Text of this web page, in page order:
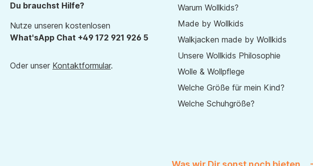
Du brauchst Hilfe?
Nutze unseren kostenlosen
What'sApp Chat +49 172 921 926 5
Oder unser Kontaktformular.
Warum Wollkids?
Made by Wollkids
Walkjacken made by Wollkids
Unsere Wollkids Philosophie
Wolle & Wollpflege
Welche Größe für mein Kind?
Welche Schuhgröße?